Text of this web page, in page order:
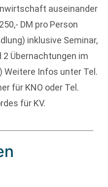
auseinander
DM pro Person
inklusive Seminar,
Übernachtungen im
Weitere Infos unter Tel.
für KNO oder Tel.
für KV.